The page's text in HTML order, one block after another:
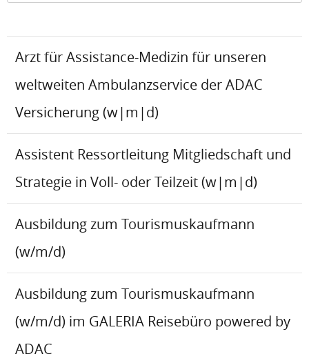
Arzt für Assistance-Medizin für unseren
weltweiten Ambulanzservice der ADAC
Versicherung (w|m|d)
Assistent Ressortleitung Mitgliedschaft und
Strategie in Voll- oder Teilzeit (w|m|d)
Ausbildung zum Tourismuskaufmann
(w/m/d)
Ausbildung zum Tourismuskaufmann
(w/m/d) im GALERIA Reisebüro powered by
ADAC